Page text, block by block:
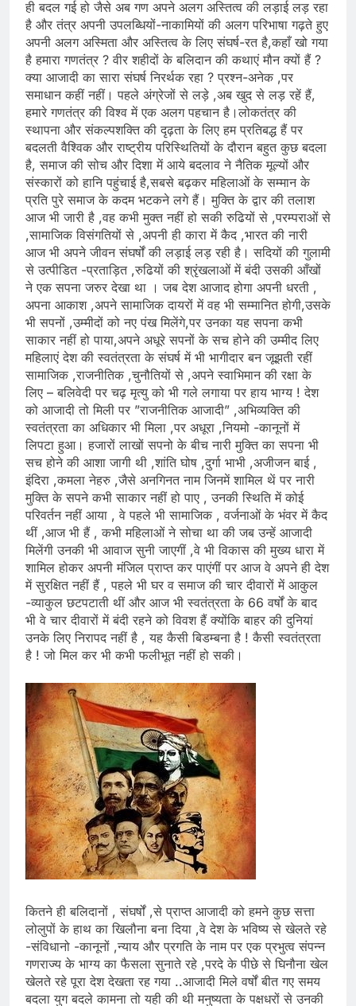
ही बदल गई हो जैसे अब गण अपने अलग अस्तित्व की लड़ाई लड़ रहा
है और तंत्र अपनी उपलब्धियों-नाकामियों की अलग परिभाषा गढ़ते हुए
अपनी अलग अस्मिता और अस्तित्व के लिए संघर्ष-रत है,कहाँ खो गया
है हमारा गणतंत्र ? वीर शहीदों के बलिदान की कथाएं मौन क्यों हैं ?
क्या आजादी का सारा संघर्ष निरर्थक रहा ? प्रश्न-अनेक ,पर
समाधान कहीं नहीं। पहले अंग्रेजों से लड़े ,अब खुद से लड़ रहें हैं,
हमारे गणतंत्र की विश्व में एक अलग पहचान है।लोकतंत्र की
स्थापना और संकल्पशक्ति की दृढ़ता के लिए हम प्रतिबद्ध हैं पर
बदलती वैश्विक और राष्ट्रीय परिस्थितियों के दौरान बहुत कुछ बदला
है, समाज की सोच और दिशा में आये बदलाव ने नैतिक मूल्यों और
संस्कारों को हानि पहुंचाई है,सबसे बढ़कर महिलाओं के सम्मान के
प्रति पुरे समाज के कदम भटकने लगे हैं। मुक्ति के द्वार की तलाश
आज भी जारी है ,वह कभी मुक्त नहीं हो सकी रुढियों से ,परम्पराओं से
,सामाजिक विसंगतियों से ,अपनी ही कारा में कैद ,भारत की नारी
आज भी अपने जीवन संघर्षों की लड़ाई लड़ रही है। सदियों की गुलामी
से उत्पीडित -प्रताड़ित ,रुढियों की श्रृंखलाओं में बंदी उसकी आँखों
ने एक सपना जरुर देखा था । जब देश आजाद होगा अपनी धरती ,
अपना आकाश ,अपने सामाजिक दायरों में वह भी सम्मानित होगी,उसके
भी सपनों ,उम्मीदों को नए पंख मिलेंगे,पर उनका यह सपना कभी
साकार नहीं हो पाया,अपने अधूरे सपनों के सच होने की उम्मीद लिए
महिलाएं देश की स्वतंत्रता के संघर्ष में भी भागीदार बन जूझती रहीं
सामाजिक ,राजनीतिक ,चुनौतियों से ,अपने स्वाभिमान की रक्षा के
लिए – बलिवेदी पर चढ़ मृत्यु को भी गले लगाया पर हाय भाग्य ! देश
को आजादी तो मिली पर ”राजनीतिक आजादी” ,अभिव्यक्ति की
स्वतंत्रता का अधिकार भी मिला ,पर अधूरा ,नियमो -कानूनों में
लिपटा हुआ। हजारों लाखों सपनो के बीच नारी मुक्ति का सपना भी
सच होने की आशा जागी थी ,शांति घोष ,दुर्गा भाभी ,अजीजन बाई ,
इंदिरा ,कमला नेहरु ,जैसे अनगिनत नाम जिनमें शामिल थें पर नारी
मुक्ति के सपने कभी साकार नहीं हो पाए , उनकी स्थिति में कोई
परिवर्तन नहीं आया , वे पहले भी सामाजिक , वर्जनाओं के भंवर में कैद
थीं ,आज भी हैं , कभी महिलाओं ने सोचा था की जब उन्हें आजादी
मिलेंगी उनकी भी आवाज सुनी जाएगीं ,वे भी विकास की मुख्य धारा में
शामिल होकर अपनी मंजिल प्राप्त कर पाएंगीं पर आज वे अपने ही देश
में सुरक्षित नहीं हैं , पहले भी घर व समाज की चार दीवारों में आकुल
-व्याकुल छटपटाती थीं और आज भी स्वतंत्रता के 66 वर्षों के बाद
भी वे चार दीवारों में बंदी रहने को विवश हैं क्योंकि बाहर की दुनियां
उनके लिए निरापद नहीं है , यह कैसी बिडम्बना है ! कैसी स्वतंत्रता
है ! जो मिल कर भी कभी फलीभूत नहीं हो सकी।
कितने ही बलिदानों , संघर्षों ,से प्राप्त आजादी को हमने कुछ सत्ता
लोलुपों के हाथ का खिलौना बना दिया ,वे देश के भविष्य से खेलते रहे
-संविधानो -कानूनों ,न्याय और प्रगति के नाम पर एक प्रभुत्व संपन्न
गणराज्य के भाग्य का फैसला सुनाते रहे ,परदे के पीछे से घिनौना खेल
खेलते रहे पूरा देश देखता रह गया ..आजादी मिले वर्षों बीत गए समय
बदला युग बदले कामना तो यही की थी मनुष्यता के पक्षधरों से उनकी